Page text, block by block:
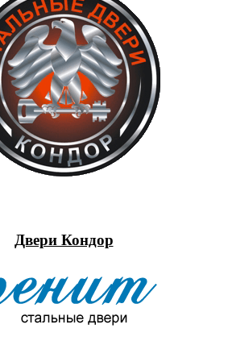
Двери Кондор